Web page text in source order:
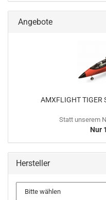
Angebote
AMXFLIGHT TIGER
Statt unserem
Nur
Hersteller